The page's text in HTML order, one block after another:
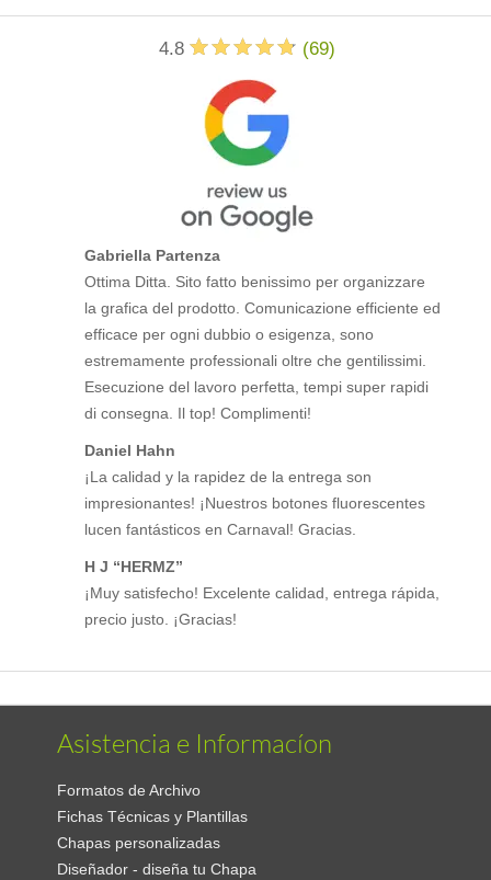
4.8 (69)
Gabriella Partenza
Ottima Ditta. Sito fatto benissimo per organizzare
la grafica del prodotto. Comunicazione efficiente ed
efficace per ogni dubbio o esigenza, sono
estremamente professionali oltre che gentilissimi.
Esecuzione del lavoro perfetta, tempi super rapidi
di consegna. Il top! Complimenti!
Daniel Hahn
¡La calidad y la rapidez de la entrega son
impresionantes! ¡Nuestros botones fluorescentes
lucen fantásticos en Carnaval! Gracias.
H J “HERMZ”
¡Muy satisfecho! Excelente calidad, entrega rápida,
precio justo. ¡Gracias!
Asistencia e Informacíon
Formatos de Archivo
Fichas Técnicas y Plantillas
Chapas personalizadas
Diseñador - diseña tu Chapa